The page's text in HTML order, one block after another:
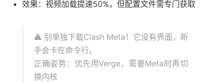
效果：视频加载提速50%，但配置文件需专门获取
⚠️ 别单独下载Clash Meta！它没有界面，新
手会卡在命令行。
正确姿势：优先用Verge，需要Meta时再切
换内核